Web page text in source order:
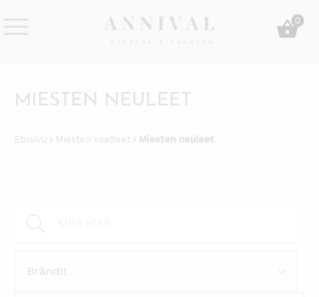
sisustusverkkokauppa
0
MIESTEN NEULEET
Etusivu › Miesten vaatteet › Miesten neuleet